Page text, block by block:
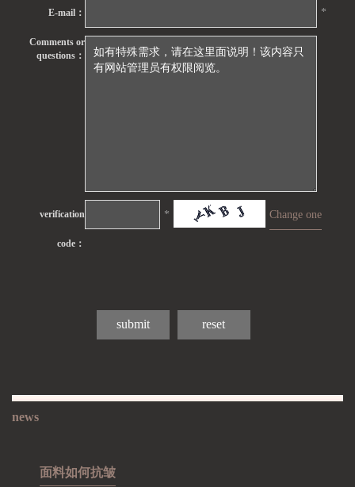
E-mail： *
Comments or
questions：
verification
code：
* Change one
news
面料如何抗皱